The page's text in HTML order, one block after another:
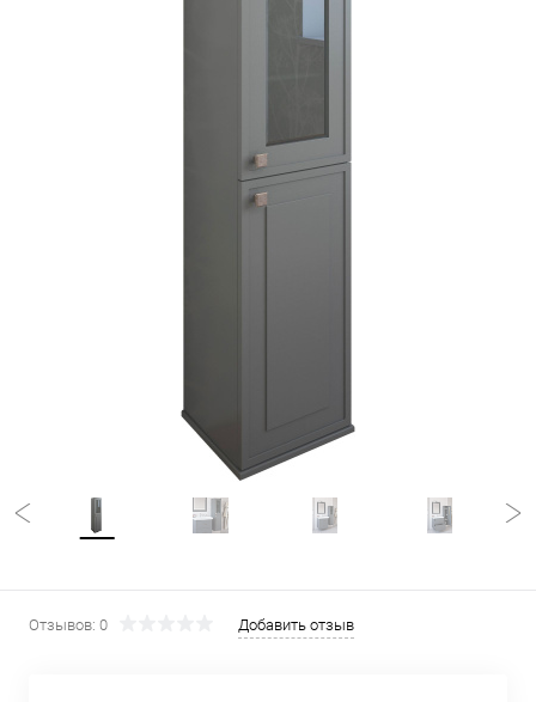
Отзывов: 0 Добавить отзыв